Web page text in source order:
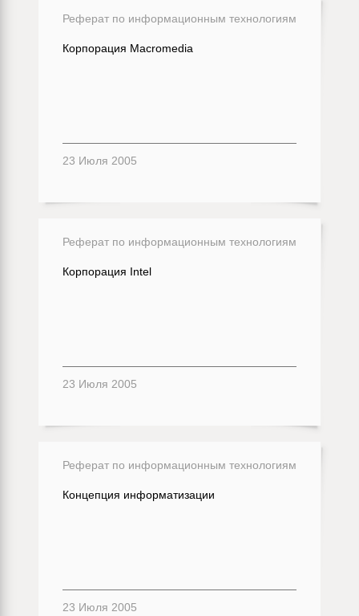
Реферат по информационным технологиям
Корпорация Macromedia
23 Июля 2005
Реферат по информационным технологиям
Корпорация Intel
23 Июля 2005
Реферат по информационным технологиям
Концепция информатизации
23 Июля 2005